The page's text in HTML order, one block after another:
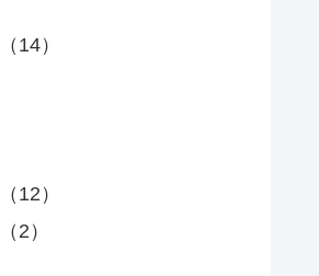
（14）
（12）
（2）